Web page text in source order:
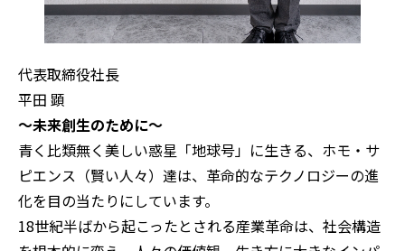
代表取締役社長
平田 顕
～未来創生のために～
青く比類無く美しい惑星「地球号」に生きる、ホモ・サ
ピエンス（賢い人々）達は、革命的なテクノロジーの進
化を目の当たりにしています。
18世紀半ばから起こったとされる産業革命は、社会構造